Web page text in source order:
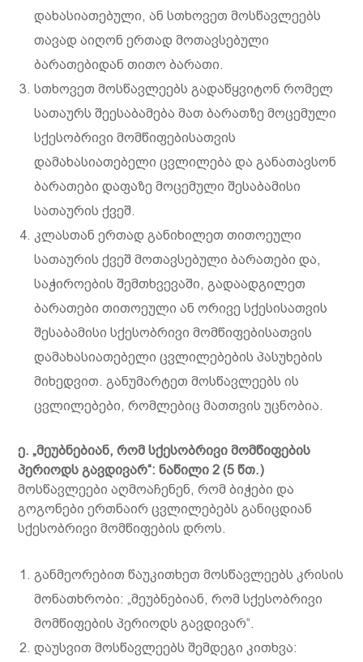
დახასიათებული, ან სთხოვეთ მოსწავლეებს
თავად აიღონ ერთად მოთავსებული
ბარათებიდან თითო ბარათი.
სთხოვეთ მოსწავლეებს გადაწყვიტონ რომელ
სათაურს შეესაბამება მათ ბარათზე მოცემული
სქესობრივი მომწიფებისათვის
დამახასიათებელი ცვლილება და განათავსონ
ბარათები დაფაზე მოცემული შესაბამისი
სათაურის ქვეშ.
კლასთან ერთად განიხილეთ თითოეული
სათაურის ქვეშ მოთავსებული ბარათები და,
საჭიროების შემთხვევაში, გადაადგილეთ
ბარათები თითოეული ან ორივე სქესისათვის
შესაბამისი სქესობრივი მომწიფებისათვის
დამახასიათებელი ცვლილებების პასუხების
მიხედვით. განუმარტეთ მოსწავლეებს ის
ცვლილებები, რომლებიც მათთვის უცნობია.
ე. „მეუბნებიან,რომ სქესობრივი მომწიფების
პერიოდს გავდივარ“: ნაწილი 2 (5წთ.)
მოსწავლეები აღმოაჩენენ, რომ ბიჭები და
გოგონები ერთნაირ ცვლილებებს განიცდიან
სქესობრივი მომწიფების დროს.
განმეორებით წაუკითხეთ მოსწავლეებს კრისის
მონათხრობი: „მეუბნებიან, რომ სქესობრივი
მომწიფების პერიოდს გავდივარ“.
დაუსვით მოსწავლეებს შემდეგი კითხვა: